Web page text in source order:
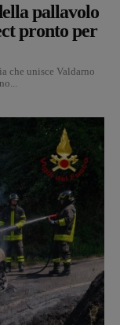
pallavolo
pronto per
che unisce Valdarno